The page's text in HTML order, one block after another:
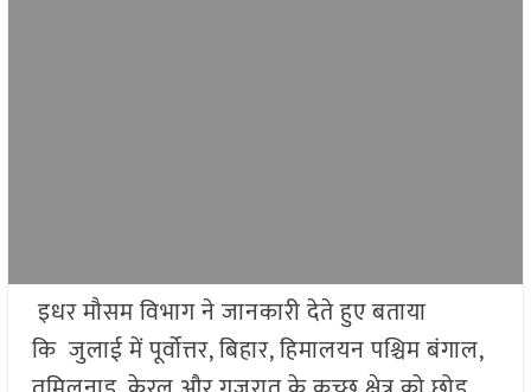
इधर मौसम विभाग ने जानकारी देते हुए बताया
कि जुलाई में पूर्वोत्तर, बिहार, हिमालयन पश्चिम बंगाल,